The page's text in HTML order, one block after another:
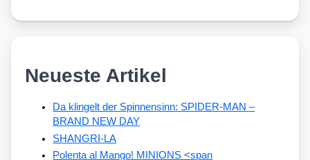
Neueste Artikel
Da klingelt der Spinnensinn: SPIDER-MAN –
BRAND NEW DAY
SHANGRI-LA
Polenta al Mango! MINIONS <span